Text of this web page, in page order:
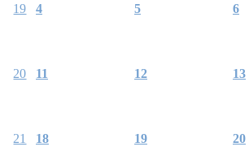
19 4 5 6
20 11 12 13
21 18 19 20